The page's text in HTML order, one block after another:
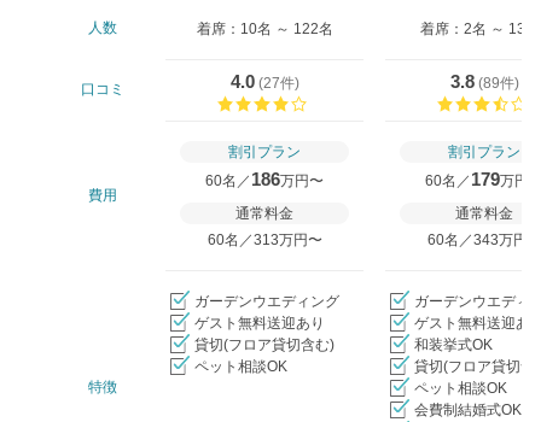
人数 着席：10名 ～ 122名 着席：2名 ～ 130
口コミ 4.0(27件)
3.8(89件)
費用
割引プラン
60名／ 186万円〜
通常料金
60名／313万円〜
割引プラン
60名／ 179万円
通常料金
60名／343万円〜
特徴
ガーデンウエディング
ゲスト無料送迎あり
貸切(フロア貸切含む)
ペット相談OK
ガーデンウエディ
ゲスト無料送迎あ
和装挙式OK
貸切(フロア貸切含
ペット相談OK
会費制結婚式OK